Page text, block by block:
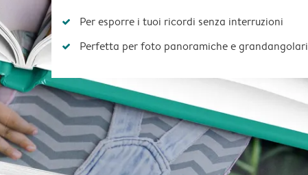
Per esporre i tuoi ricordi senza interruzioni
Perfetta per foto panoramiche e grandangolari